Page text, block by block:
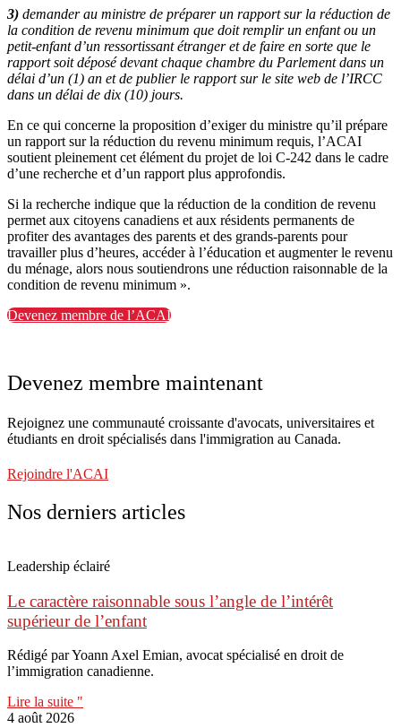
3) demander au ministre de préparer un rapport sur la réduction de
la condition de revenu minimum que doit remplir un enfant ou un
petit-enfant d’un ressortissant étranger et de faire en sorte que le
rapport soit déposé devant chaque chambre du Parlement dans un
délai d’un (1) an et de publier le rapport sur le site web de l’IRCC
dans un délai de dix (10) jours.
En ce qui concerne la proposition d’exiger du ministre qu’il prépare
un rapport sur la réduction du revenu minimum requis, l’ACAI
soutient pleinement cet élément du projet de loi C-242 dans le cadre
d’une recherche et d’un rapport plus approfondis.
Si la recherche indique que la réduction de la condition de revenu
permet aux citoyens canadiens et aux résidents permanents de
profiter des avantages des parents et des grands-parents pour
travailler plus d’heures, accéder à l’éducation et augmenter le revenu
du ménage, alors nous soutiendrons une réduction raisonnable de la
condition de revenu minimum ».
Devenez membre de l’ACAI
Devenez membre maintenant
Rejoignez une communauté croissante d'avocats, universitaires et
étudiants en droit spécialisés dans l'immigration au Canada.
Rejoindre l'ACAI
Nos derniers articles
Leadership éclairé
Le caractère raisonnable sous l’angle de l’intérêt
supérieur de l’enfant
Rédigé par Yoann Axel Emian, avocat spécialisé en droit de
l’immigration canadienne.
Lire la suite "
4 août 2026